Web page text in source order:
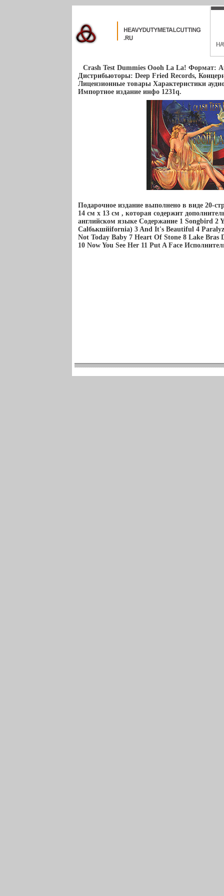
Crash Test Dummies Oooh La La! Формат:
Дистрибьюторы: Deep Fried Records,
Лицензионные товары Характеристики
Импортное издание инфо 1231q.
Подарочное издание выполнено в виде 20-
14 см х 13 см , которая содержит
английском языке Содержание 1 Songbird 2
Calбькшйifornia) 3 And It's Beautiful 4
Not Today Baby 7 Heart Of Stone 8 Lake
10 Now You See Her 11 Put A Face